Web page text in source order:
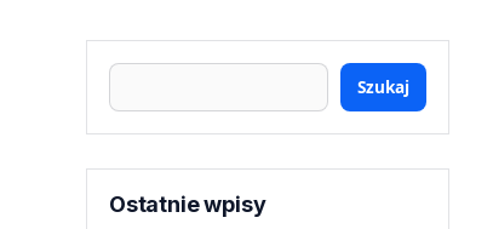
Szukaj
Ostatnie wpisy